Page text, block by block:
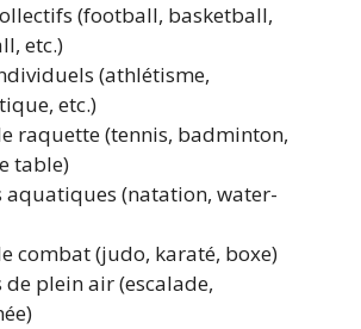
(football, basketball,
etc.)
(athlétisme,
etc.)
raquette (tennis, badminton,
table)
aquatiques (natation, water-
combat (judo, karaté, boxe)
de plein air (escalade,